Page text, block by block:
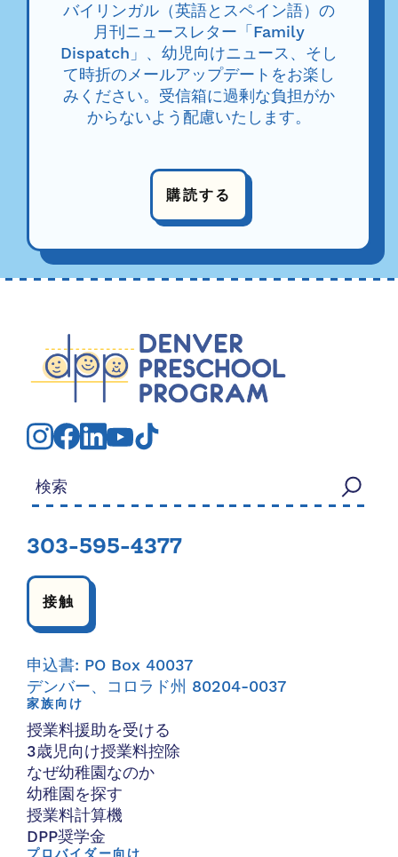
バイリンガル（英語とスペイン語）の
月刊ニュースレター「Family
Dispatch」、幼児向けニュース、そし
て時折のメールアップデートをお楽し
みください。受信箱に過剰な負担がか
からないよう配慮いたします。
購読する
検索する：
303-595-4377
接触
申込書: PO Box 40037
デンバー、コロラド州 80204-0037
家族向け
授業料援助を受ける
3歳児向け授業料控除
なぜ幼稚園なのか
幼稚園を探す
授業料計算機
DPP奨学金